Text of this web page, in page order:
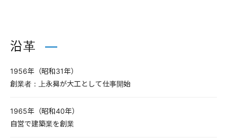
沿革
1956年（昭和31年）
創業者：上永曻が大工として仕事開始
1965年（昭和40年）
自営で建築業を創業